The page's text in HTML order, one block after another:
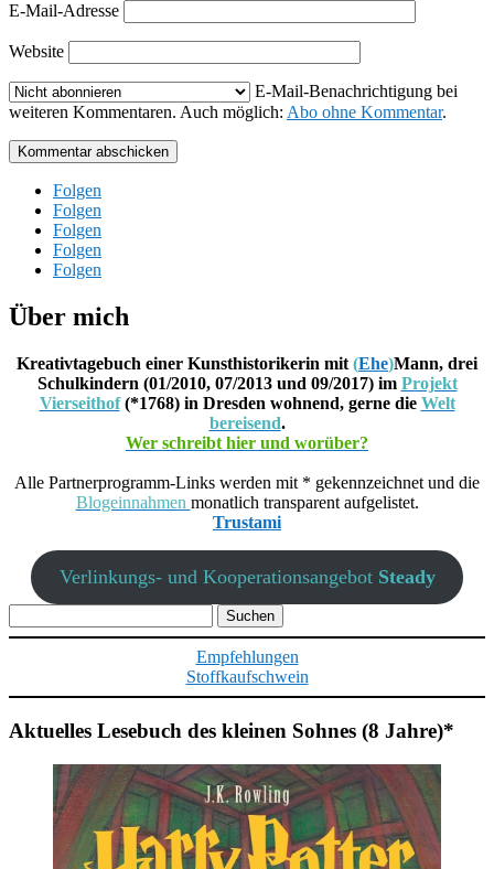
E-Mail-Adresse
Website
E-Mail-Benachrichtigung bei
weiteren Kommentaren. Auch möglich: Abo ohne Kommentar.
Kommentar abschicken
Folgen
Folgen
Folgen
Folgen
Folgen
Über mich
Kreativtagebuch einer Kunsthistorikerin mit (Ehe)Mann, drei
Schulkindern (01/2010, 07/2013 und 09/2017) im Projekt
Vierseithof(*1768) in Dresden wohnend, gerne die Welt
bereisend.
Wer schreibt hier und worüber?
Alle Partnerprogramm-Links werden mit * gekennzeichnet und die
Blogeinnahmen monatlich transparent aufgelistet.
Trustami
Verlinkungs- und Kooperationsangebot Steady
nach:
Empfehlungen
Stoffkaufschwein
Aktuelles Lesebuch des kleinen Sohnes (8 Jahre)*